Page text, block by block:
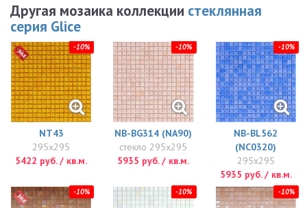
Другая мозаика коллекции стеклянная
серия Glice
-10%
NT43
295x295
5422 руб. / кв.м.
-10%
NB-BG314 (NA90)
стекло 295x295
5935 руб. / кв.м.
-10%
NB-BL562
(NC0320)
295x295
5935 руб. / кв.м.
-10% -10% -10%